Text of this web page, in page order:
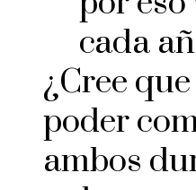
cada
¿Cree
poder
ambos